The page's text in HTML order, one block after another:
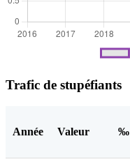
Trafic de stupéfiants
Année Valeur ‰